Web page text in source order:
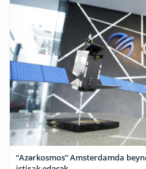
“Azərkosmos” Amsterdamda